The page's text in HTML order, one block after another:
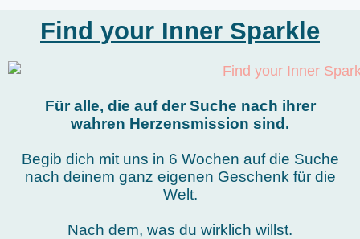
Find your Inner Sparkle
Für alle, die auf der Suche nach ihrer
wahren Herzensmission sind.
Begib dich mit uns in 6 Wochen auf die Suche
nach deinem ganz eigenen Geschenk für die
Welt.
Nach dem, was du wirklich willst.